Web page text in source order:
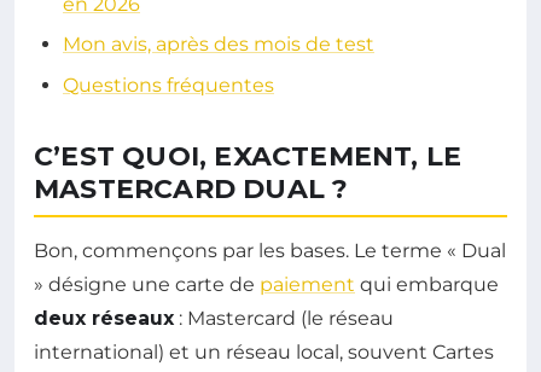
Mon avis, après des mois de test
Questions fréquentes
C’EST QUOI, EXACTEMENT, LE
MASTERCARD DUAL ?
Bon, commençons par les bases. Le terme « Dual
» désigne une carte de paiement qui embarque
deux réseaux : Mastercard (le réseau
international) et un réseau local, souvent Cartes